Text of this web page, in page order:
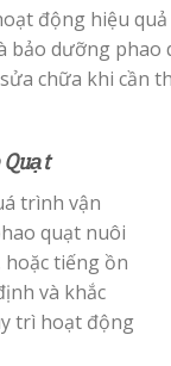
động hiệu
dưỡng phao
chữa khi cần
trình vận
quạt nuôi
tiếng ồn
và khắc
trì hoạt động